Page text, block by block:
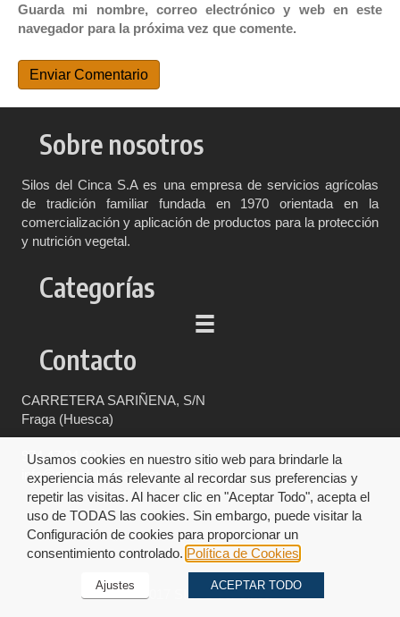
Guarda mi nombre, correo electrónico y web en este
navegador para la próxima vez que comente.
Sobre nosotros
Silos del Cinca S.A es una empresa de servicios agrícolas
de tradición familiar fundada en 1970 orientada en la
comercialización y aplicación de productos para la protección
y nutrición vegetal.
Categorías
Contacto
CARRETERA SARIÑENA, S/N
Fraga (Huesca)
974 47 04 00
info@silosdelcinca.com
© 2017 SILOS del Cinca
Usamos cookies en nuestro sitio web para brindarle la
experiencia más relevante al recordar sus preferencias y
repetir las visitas. Al hacer clic en "Aceptar Todo", acepta el
uso de TODAS las cookies. Sin embargo, puede visitar la
Configuración de cookies para proporcionar un
consentimiento controlado. Política de Cookies
Ajustes ACEPTAR TODO